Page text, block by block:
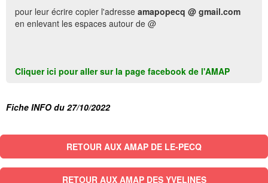
pour leur écrire copier l'adresse amapopecq @ gmail.com
en enlevant les espaces autour de @
Cliquer ici pour aller sur la page facebook de l'AMAP
Fiche INFO du 27/10/2022
RETOUR AUX AMAP DE LE-PECQ
RETOUR AUX AMAP DES YVELINES